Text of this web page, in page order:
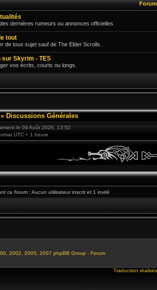
dernières rumeurs ou annonces officielles
tout
de tous sujet sauf de The Elder Scrolls.
sur Skyrim - TES
vos écrits, courts ou longs.
» Discussions Générales
le 09 Août 2026, 13:52
UTC + 1 heure
ce forum : Aucun utilisateur inscrit et 1 invité
2002, 2005, 2007 phpBB Group - Forum
Traduction